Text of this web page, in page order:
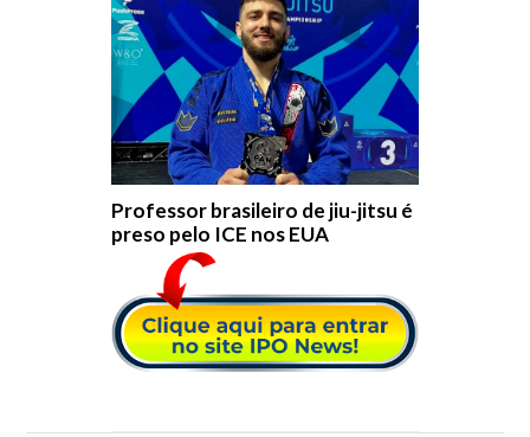
Professor brasileiro de jiu-jitsu é
preso pelo ICE nos EUA